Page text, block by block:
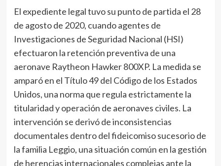
El expediente legal tuvo su punto de partida el 28
de agosto de 2020, cuando agentes de
Investigaciones de Seguridad Nacional (HSI)
efectuaron la retención preventiva de una
aeronave Raytheon Hawker 800XP. La medida se
amparó en el Título 49 del Código de los Estados
Unidos, una norma que regula estrictamente la
titularidad y operación de aeronaves civiles. La
intervención se derivó de inconsistencias
documentales dentro del fideicomiso sucesorio de
la familia Leggio, una situación común en la gestión
de herencias internacionales complejas ante la